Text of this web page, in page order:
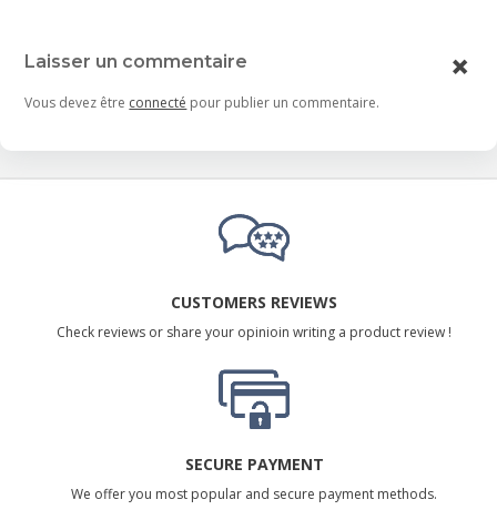
Laisser un commentaire
Vous devez être connecté pour publier un commentaire.
CUSTOMERS REVIEWS
Check reviews or share your opinioin writing a product review !
SECURE PAYMENT
We offer you most popular and secure payment methods.